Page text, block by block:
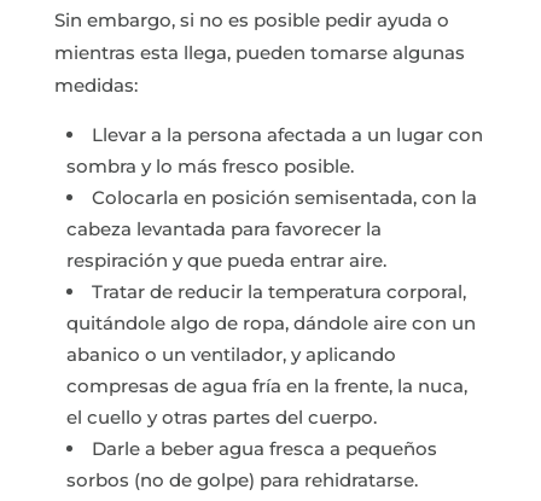
Sin embargo, si no es posible pedir ayuda o
mientras esta llega, pueden tomarse algunas
medidas:
Llevar a la persona afectada a un lugar con
sombra y lo más fresco posible.
Colocarla en posición semisentada, con la
cabeza levantada para favorecer la
respiración y que pueda entrar aire.
Tratar de reducir la temperatura corporal,
quitándole algo de ropa, dándole aire con un
abanico o un ventilador, y aplicando
compresas de agua fría en la frente, la nuca,
el cuello y otras partes del cuerpo.
Darle a beber agua fresca a pequeños
sorbos (no de golpe) para rehidratarse.